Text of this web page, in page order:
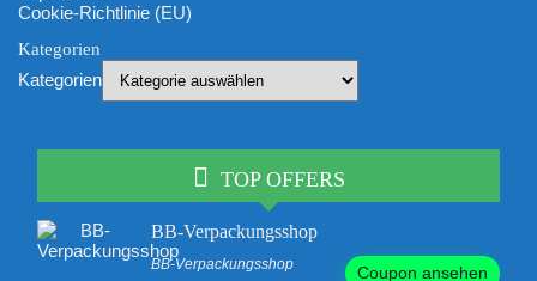
Cookie-Richtlinie (EU)
Kategorien
Kategorien
TOP OFFERS
BB-Verpackungsshop
BB-Verpackungsshop Coupon ansehen